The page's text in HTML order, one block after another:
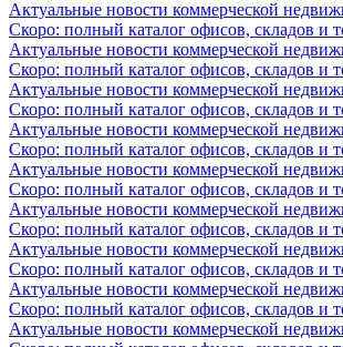
Актуальные новости коммерческой
Скоро: полный каталог офисов, складов и
Актуальные новости коммерческой
Скоро: полный каталог офисов, складов и
Актуальные новости коммерческой
Скоро: полный каталог офисов, складов и
Актуальные новости коммерческой
Скоро: полный каталог офисов, складов и
Актуальные новости коммерческой
Скоро: полный каталог офисов, складов и
Актуальные новости коммерческой
Скоро: полный каталог офисов, складов и
Актуальные новости коммерческой
Скоро: полный каталог офисов, складов и
Актуальные новости коммерческой
Скоро: полный каталог офисов, складов и
Актуальные новости коммерческой